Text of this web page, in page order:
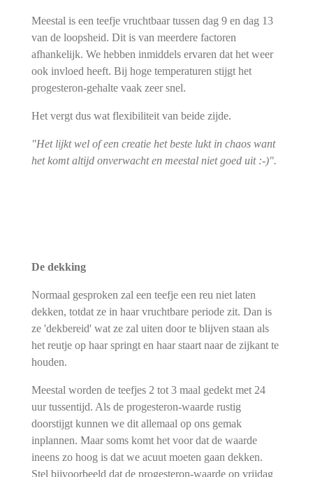
Meestal is een teefje vruchtbaar tussen dag 9 en dag 13
van de loopsheid. Dit is van meerdere factoren
afhankelijk. We hebben inmiddels ervaren dat het weer
ook invloed heeft. Bij hoge temperaturen stijgt het
progesteron-gehalte vaak zeer snel.
Het vergt dus wat flexibiliteit van beide zijde.
"Het lijkt wel of een creatie het beste lukt in chaos want
het komt altijd onverwacht en meestal niet goed uit :-)".
De dekking
Normaal gesproken zal een teefje een reu niet laten
dekken, totdat ze in haar vruchtbare periode zit. Dan is
ze 'dekbereid' wat ze zal uiten door te blijven staan als
het reutje op haar springt en haar staart naar de zijkant te
houden.
Meestal worden de teefjes 2 tot 3 maal gedekt met 24
uur tussentijd. Als de progesteron-waarde rustig
doorstijgt kunnen we dit allemaal op ons gemak
inplannen. Maar soms komt het voor dat de waarde
ineens zo hoog is dat we acuut moeten gaan dekken.
Stel bijvoorbeeld dat de progesteron-waarde op vrijdag